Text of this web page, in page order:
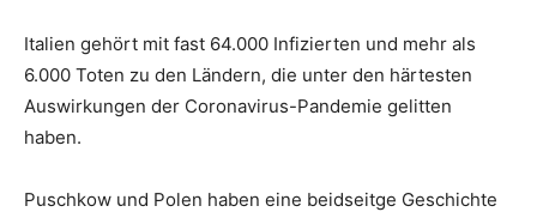
Italien gehört mit fast 64.000 Infizierten und mehr als
6.000 Toten zu den Ländern, die unter den härtesten
Auswirkungen der Coronavirus-Pandemie gelitten
haben.
Puschkow und Polen haben eine beidseitge Geschichte